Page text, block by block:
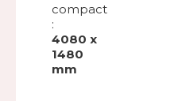
compact
:
4080 x
1480
mm